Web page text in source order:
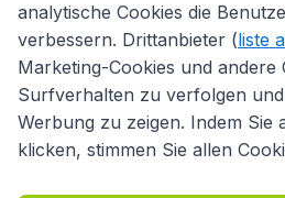
analytische Cookies die
verbessern. Drittanbieter (liste
Marketing-Cookies und andere
Surfverhalten zu verfolgen
Werbung zu zeigen. Indem Sie
klicken, stimmen Sie allen